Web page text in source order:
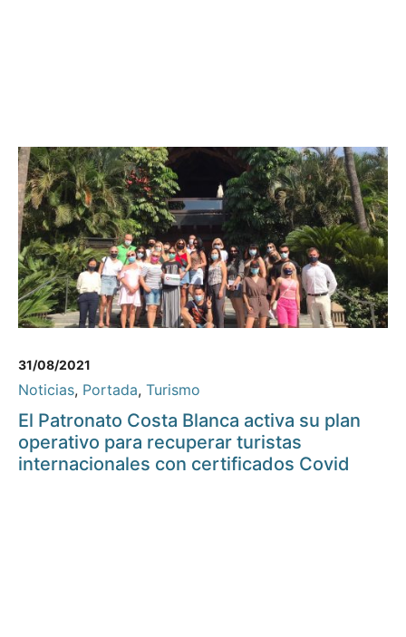
31/08/2021
Noticias, Portada, Turismo
El Patronato Costa Blanca activa su plan
operativo para recuperar turistas
internacionales con certificados Covid